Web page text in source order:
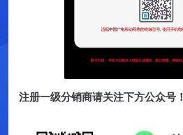
注册一级分销商请关注下方公众号！